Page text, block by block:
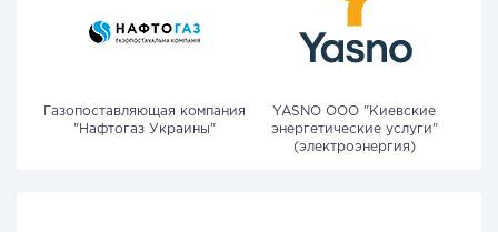
Газопоставляющая компания
"Нафтогаз Украины"
YASNO OOO "Киевские
энергетические услуги"
(электроэнергия)